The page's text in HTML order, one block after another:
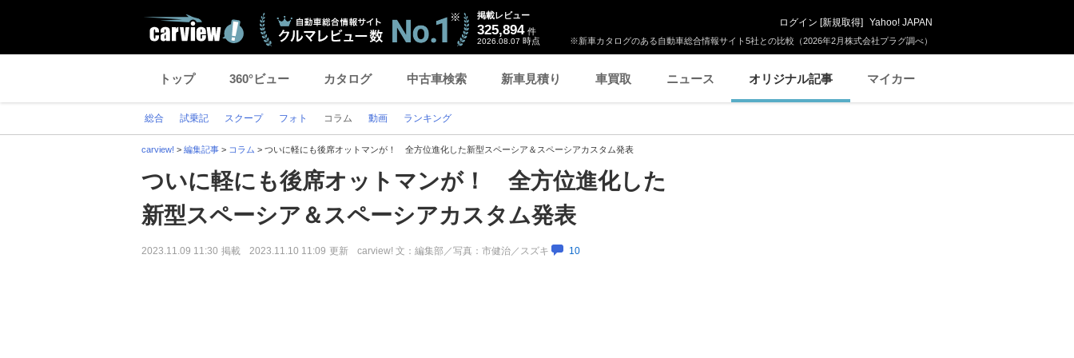
※新車カタログのある自動車総合情報サイト5社との比較（2026年2月株式会社プラグ調べ）
掲載レビュー
325,894 件
2026.08.07 時点
ログイン [新規取得] Yahoo! JAPAN
トップ 360°ビュー カタログ 中古車検索 新車見積り 車買取 ニュース オリジナル記事 マイカー
総合 試乗記 スクープ フォト コラム 動画 ランキング
carview! > 編集記事 > コラム > ついに軽にも後席オットマンが！ 全方位進化した新型スペーシア＆スペーシアカスタム発表
ついに軽にも後席オットマンが！ 全方位進化した
新型スペーシア＆スペーシアカスタム発表
2023.11.09 11:30 掲載 2023.11.10 11:09 更新 carview! 文：編集部／写真：市健治／スズキ 10